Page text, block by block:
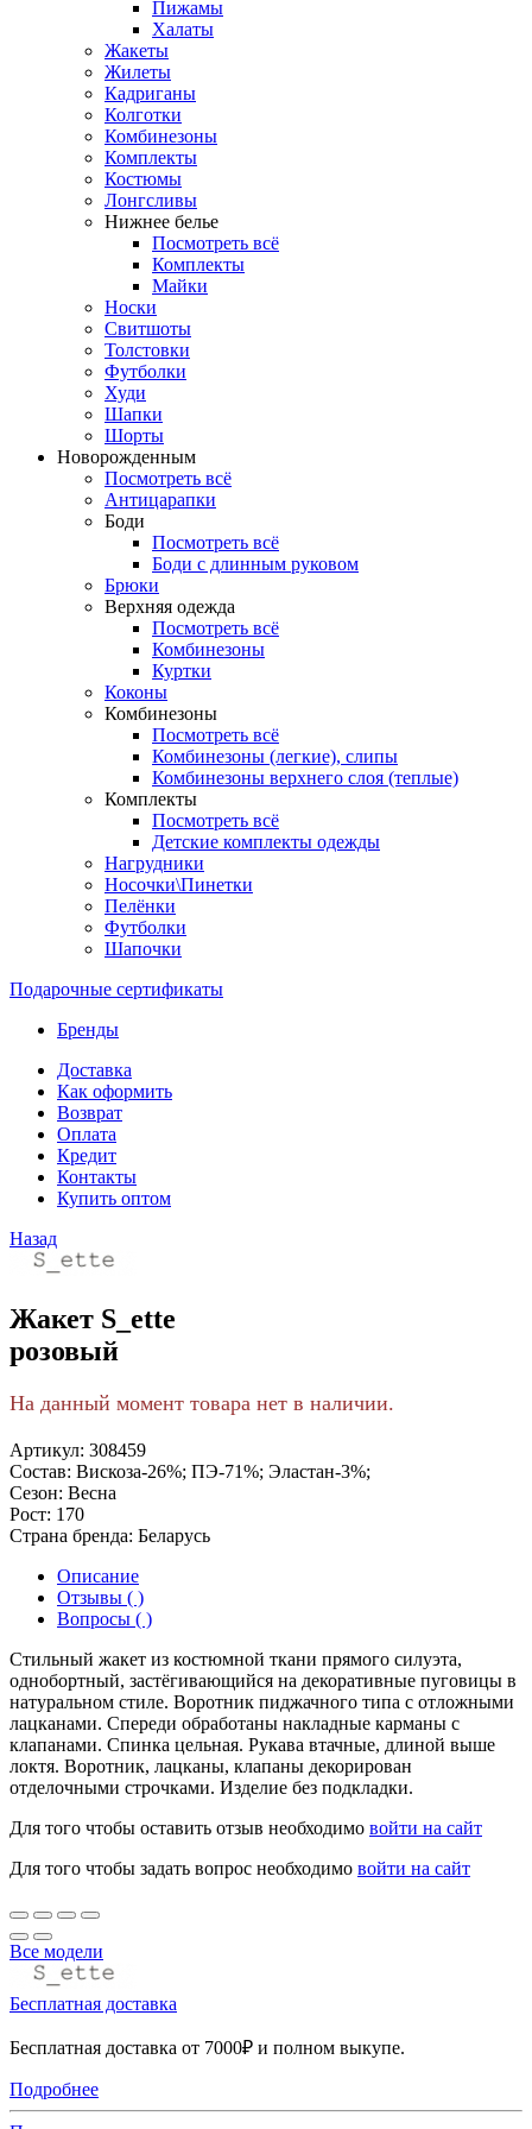
Пижамы
Халаты
Жакеты
Жилеты
Кадриганы
Колготки
Комбинезоны
Комплекты
Костюмы
Лонгсливы
Нижнее белье
Посмотреть всё
Комплекты
Майки
Носки
Свитшоты
Толстовки
Футболки
Худи
Шапки
Шорты
Новорожденным
Посмотреть всё
Антицарапки
Боди
Посмотреть всё
Боди с длинным руковом
Брюки
Верхняя одежда
Посмотреть всё
Комбинезоны
Куртки
Коконы
Комбинезоны
Посмотреть всё
Комбинезоны (легкие), слипы
Комбинезоны верхнего слоя (теплые)
Комплекты
Посмотреть всё
Детские комплекты одежды
Нагрудники
Носочки\Пинетки
Пелёнки
Футболки
Шапочки
Подарочные сертификаты
Бренды
Доставка
Как оформить
Возврат
Оплата
Кредит
Контакты
Купить оптом
Назад
Жакет S_ette
розовый
На данный момент товара нет в наличии.
Артикул: 308459
Состав: Вискоза-26%; ПЭ-71%; Эластан-3%;
Сезон: Весна
Рост: 170
Страна бренда: Беларусь
Описание
Отзывы ( )
Вопросы ( )
Стильный жакет из костюмной ткани прямого силуэта,
однобортный, застёгивающийся на декоративные пуговицы в
натуральном стиле. Воротник пиджачного типа с отложными
лацканами. Спереди обработаны накладные карманы с
клапанами. Спинка цельная. Рукава втачные, длиной выше
локтя. Воротник, лацканы, клапаны декорирован
отделочными строчками. Изделие без подкладки.
Для того чтобы оставить отзыв необходимо войти на сайт
Для того чтобы задать вопрос необходимо войти на сайт
Все модели
Бесплатная доставка
Бесплатная доставка от 7000₽ и полном выкупе.
Подробнее